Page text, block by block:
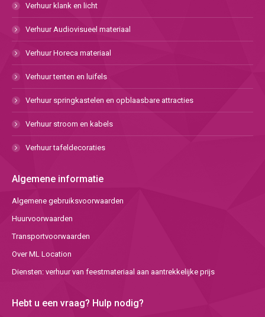
Verhuur klank en licht
Verhuur Audiovisueel materiaal
Verhuur Horeca materiaal
Verhuur tenten en luifels
Verhuur springkastelen en opblaasbare attracties
Verhuur stroom en kabels
Verhuur tafeldecoraties
Algemene informatie
Algemene gebruiksvoorwaarden
Huurvoorwaarden
Transportvoorwaarden
Over ML Location
Diensten: verhuur van feestmateriaal aan aantrekkelijke prijs
Hebt u een vraag? Hulp nodig?